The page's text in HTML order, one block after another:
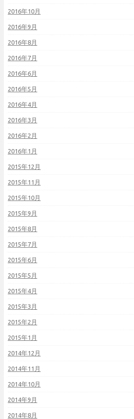
2016年10月
2016年9月
2016年8月
2016年7月
2016年6月
2016年5月
2016年4月
2016年3月
2016年2月
2016年1月
2015年12月
2015年11月
2015年10月
2015年9月
2015年8月
2015年7月
2015年6月
2015年5月
2015年4月
2015年3月
2015年2月
2015年1月
2014年12月
2014年11月
2014年10月
2014年9月
2014年8月